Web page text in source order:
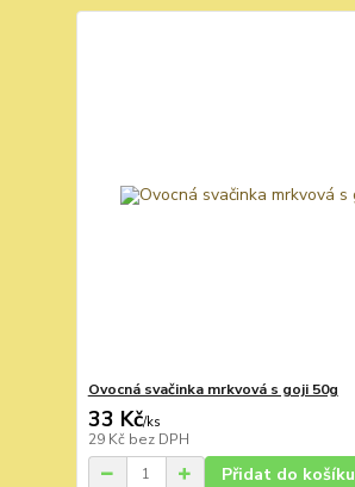
Ovocná svačinka mrkvová s goji 50g
33 Kč/ks
29 Kč bez DPH
Přidat do košíku